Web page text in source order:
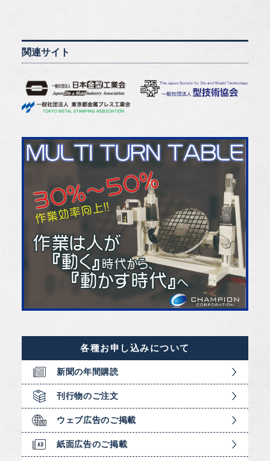
関連サイト
各種お申し込みについて
新聞の年間購読
刊行物のご注文
ウェブ広告のご掲載
紙面広告のご掲載